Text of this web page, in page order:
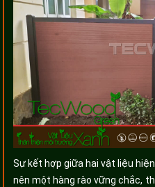
Sự kết hợp giữa hai vật liệu
nên một hàng rào vững chắc,